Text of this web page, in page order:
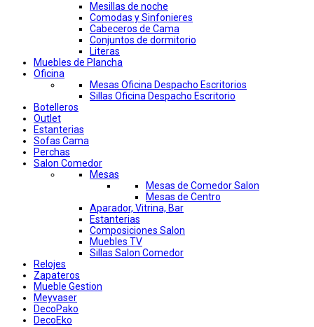
Mesillas de noche
Comodas y Sinfonieres
Cabeceros de Cama
Conjuntos de dormitorio
Literas
Muebles de Plancha
Oficina
Mesas Oficina Despacho Escritorios
Sillas Oficina Despacho Escritorio
Botelleros
Outlet
Estanterias
Sofas Cama
Perchas
Salon Comedor
Mesas
Mesas de Comedor Salon
Mesas de Centro
Aparador, Vitrina, Bar
Estanterias
Composiciones Salon
Muebles TV
Sillas Salon Comedor
Relojes
Zapateros
Mueble Gestion
Meyvaser
DecoPako
DecoEko